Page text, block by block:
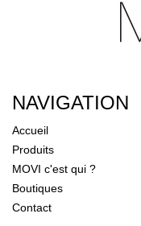
NAVIGATION
Accueil
Produits
MOVI c'est qui ?
Boutiques
Contact